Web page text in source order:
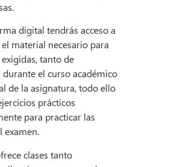
digital tendrás acceso a
material necesario para
tanto de
el curso académico
de la asignatura, todo ello
prácticos
para practicar las
examen.
clases tanto